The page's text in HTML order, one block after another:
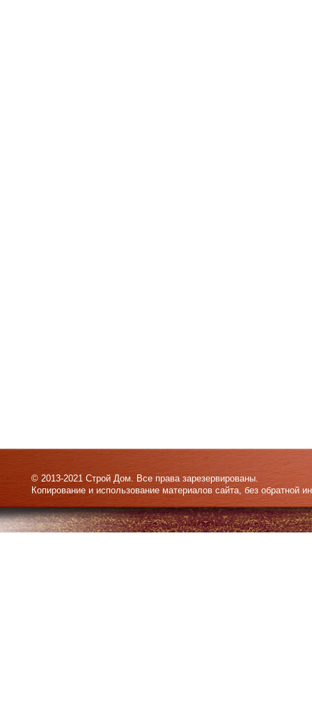
© 2013-2021 Строй Дом. Все права зарезервированы.
Копирование и использование материалов сайта, без обратной